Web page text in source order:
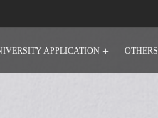
APPLICATION OTHERS